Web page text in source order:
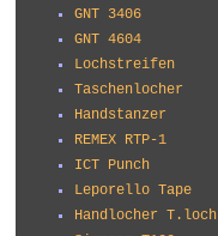
GNT 3406
GNT 4604
Lochstreifen
Taschenlocher
Handstanzer
REMEX RTP-1
ICT Punch
Leporello Tape
Handlocher T.loch